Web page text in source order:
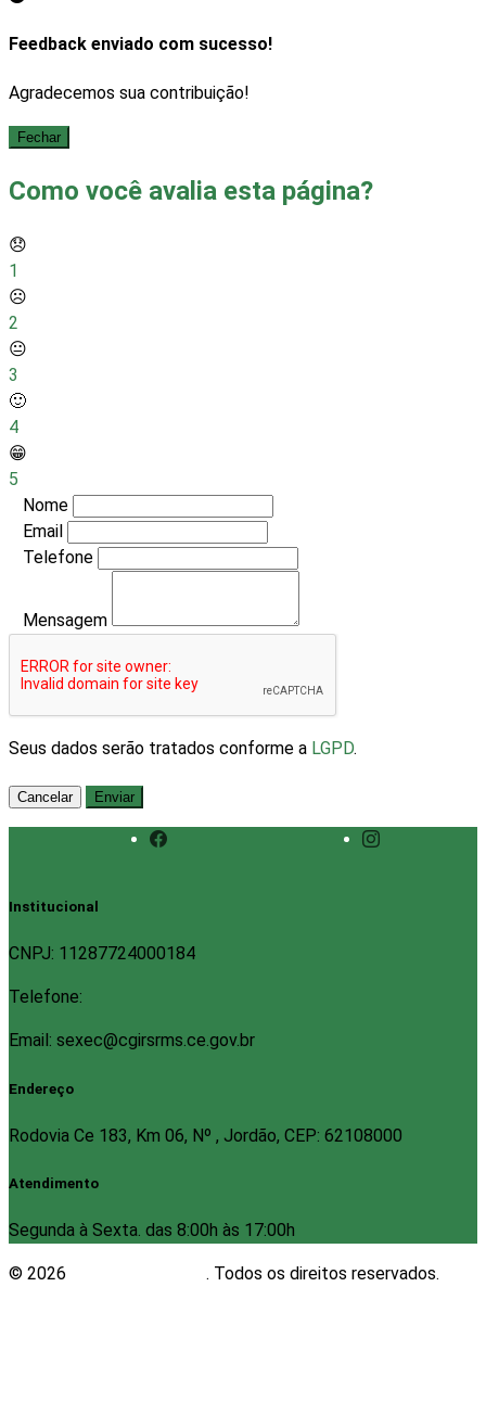
Feedback enviado com sucesso!
Agradecemos sua contribuição!
Fechar
Como você avalia esta página?
😞
1
☹️
2
😐
3
🙂
4
😁
5
Nome
Email
Telefone
Mensagem
Seus dados serão tratados conforme a LGPD.
Cancelar Enviar
Institucional
CNPJ: 11287724000184
Telefone:
Email: sexec@cgirsrms.ce.gov.br
Endereço
Rodovia Ce 183, Km 06, Nº , Jordão, CEP: 62108000
Atendimento
Segunda à Sexta. das 8:00h às 17:00h
© 2026 . Todos os direitos reservados.